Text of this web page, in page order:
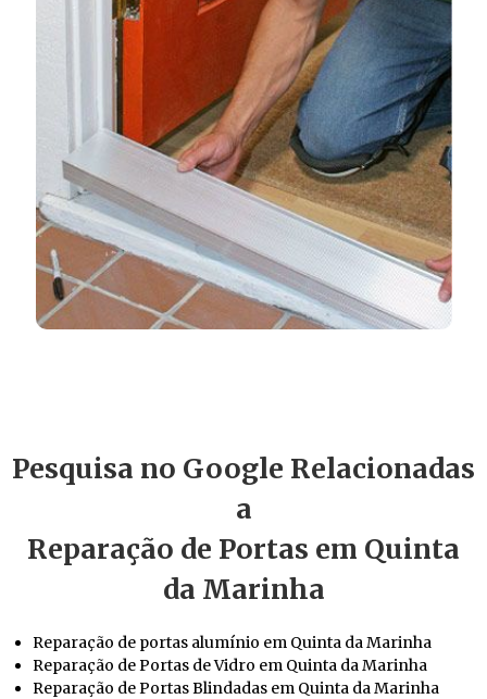
Pesquisa no Google Relacionadas
a
Reparação de Portas em Quinta
da Marinha
Reparação de portas alumínio em Quinta da Marinha
Reparação de Portas de Vidro em Quinta da Marinha
Reparação de Portas Blindadas em Quinta da Marinha